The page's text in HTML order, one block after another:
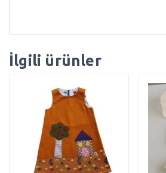
İlgili ürünler